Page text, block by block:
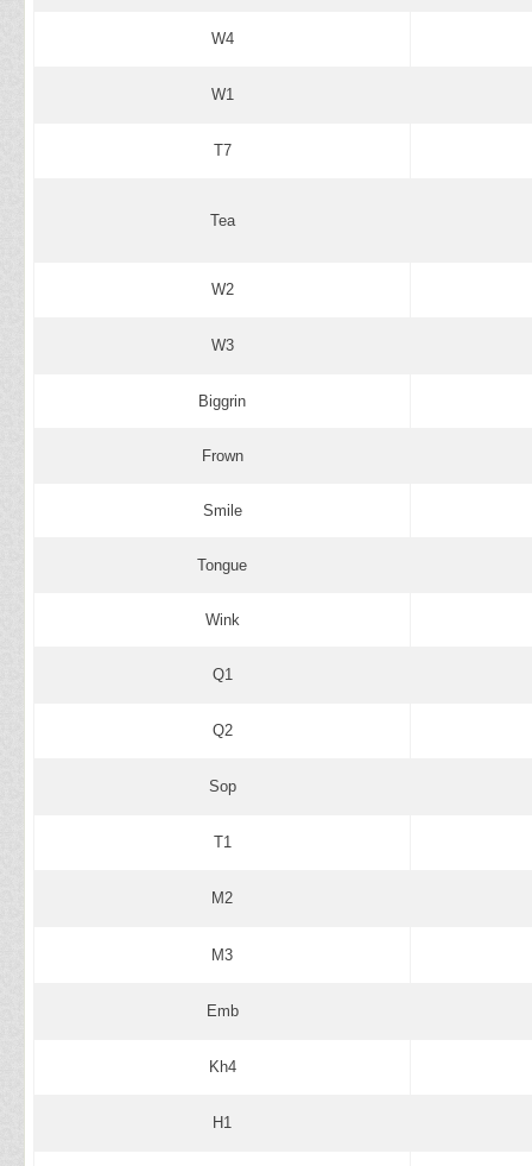
W4
W1
T7
Tea
W2
W3
Biggrin
Frown
Smile
Tongue
Wink
Q1
Q2
Sop
T1
M2
M3
Emb
Kh4
H1